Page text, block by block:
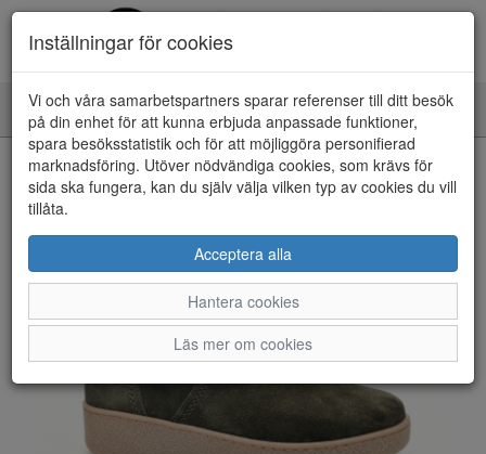
Toggle
navigation
HEM
Inställningar för cookies
Vi och våra samarbetspartners sparar referenser till ditt besök
på din enhet för att kunna erbjuda anpassade funktioner,
spara besöksstatistik och för att möjliggöra personifierad
marknadsföring. Utöver nödvändiga cookies, som krävs för
sida ska fungera, kan du själv välja vilken typ av cookies du vill
tillåta.
Acceptera alla
Hantera cookies
Läs mer om cookies